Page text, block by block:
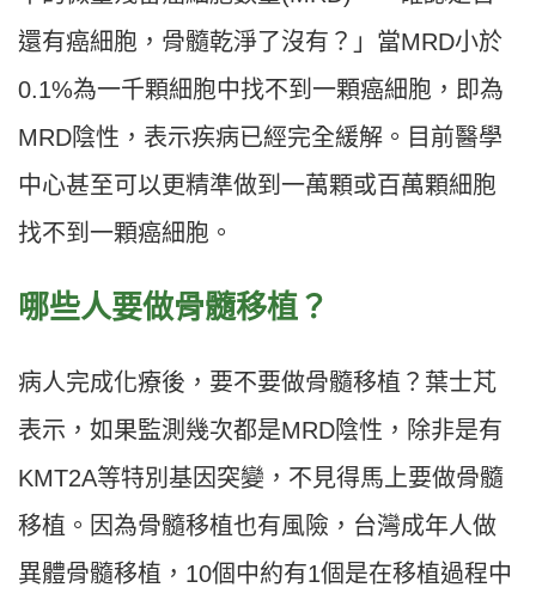
還有癌細胞，骨髓乾淨了沒有？」當MRD小於
0.1%為一千顆細胞中找不到一顆癌細胞，即為
MRD陰性，表示疾病已經完全緩解。目前醫學
中心甚至可以更精準做到一萬顆或百萬顆細胞
找不到一顆癌細胞。
哪些人要做骨髓移植？
病人完成化療後，要不要做骨髓移植？葉士芃
表示，如果監測幾次都是MRD陰性，除非是有
KMT2A等特別基因突變，不見得馬上要做骨髓
移植。因為骨髓移植也有風險，台灣成年人做
異體骨髓移植，10個中約有1個是在移植過程中